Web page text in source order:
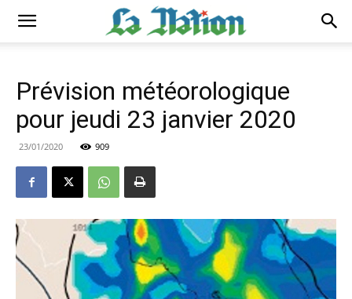
Prévision météorologique
pour jeudi 23 janvier 2020
23/01/2020 909